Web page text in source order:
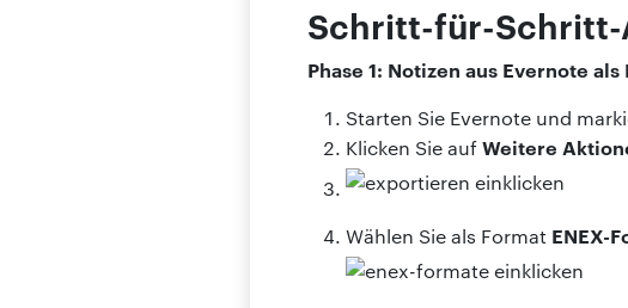
Schritt-für-
Phase 1: Notizen aus Evernote
Starten Sie Evernote und
Klicken Sie aufWeitere
Wählen Sie als Format ENEX-